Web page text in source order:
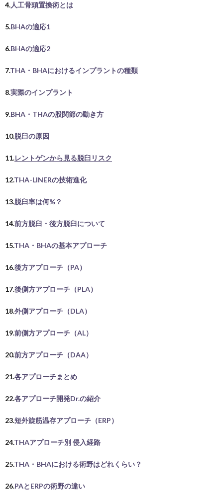
4.人工骨頭置換術とは
5.BHAの適応1
6.BHAの適応2
7.THA・BHAにおけるインプラントの種類
8.実際のインプラント
9.BHA・THAの股関節の動き方
10.脱臼の原因
11.レントゲンから見る脱臼リスク
12.THA-LINERの技術進化
13.脱臼率は何%？
14.前方脱臼・後方脱臼について
15.THA・BHAの基本アプローチ
16.後方アプローチ（PA）
17.後側方アプローチ（PLA）
18.外側アプローチ（DLA）
19.前側方アプローチ（AL）
20.前方アプローチ（DAA）
21.各アプローチまとめ
22.各アプローチ開発Dr.の紹介
23.短外旋筋温存アプローチ（ERP）
24.THAアプローチ別 侵入経路
25.THA・BHAにおける術野はどれくらい？
26.PAとERPの術野の違い